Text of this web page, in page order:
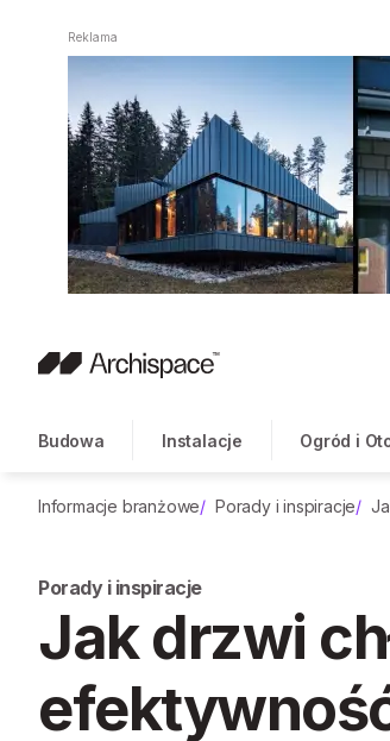
Reklama
Budowa Instalacje Ogród i
Informacje branżowe/ Porady i inspiracje/
Porady i inspiracje
Jak drzwi